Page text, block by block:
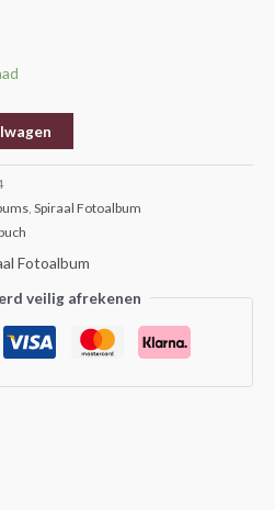
Spiraal Fotoalbum
Fotoalbum
veilig afrekenen